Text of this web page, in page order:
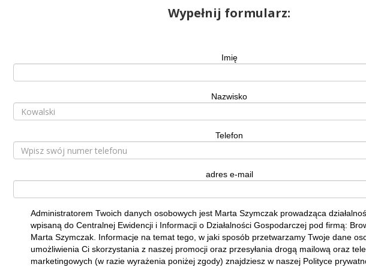
Wypełnij formularz:
Imię
Nazwisko
Telefon
adres e-mail
Administratorem Twoich danych osobowych jest Marta Szymczak prowadząca
wpisaną do Centralnej Ewidencji i Informacji o Działalności Gospodarczej pod firmą:
Marta Szymczak. Informacje na temat tego, w jaki sposób przetwarzamy Twoje dane
umożliwienia Ci skorzystania z naszej promocji oraz przesyłania drogą mailową oraz
marketingowych (w razie wyrażenia poniżej zgody) znajdziesz w naszej Polityce